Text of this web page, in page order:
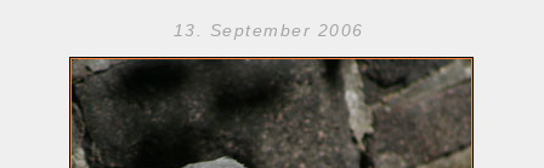
13. September 2006